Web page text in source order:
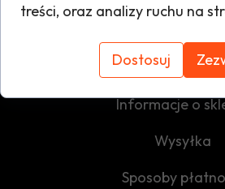
Sposoby
Wysyłka
Informacje o
treści, oraz analizy ruchu na
Dostosuj